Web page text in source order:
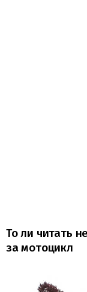
То ли читать
за мотоцикл